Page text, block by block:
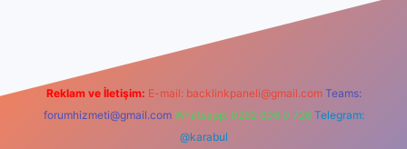
Reklam ve İletişim: E-mail: backlinkpaneli@gmail.com Teams:
forumhizmeti@gmail.com Whatsapp: 0262 606 0 726 Telegram:
@karabul